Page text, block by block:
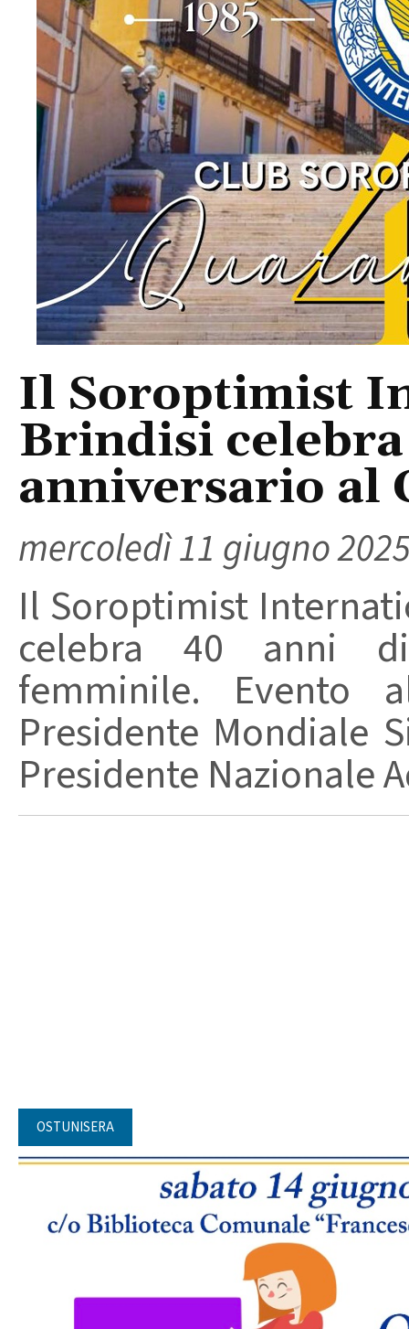
Il Soroptimist
Brindisi celebra
anniversario al
mercoledì 11 giugno
Il Soroptimist
celebra 40 anni
femminile. Evento
Presidente Mondiale
Presidente Nazionale
OSTUNISERA